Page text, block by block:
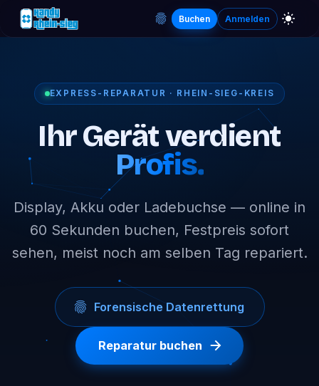
Buchen Anmelden
EXPRESS-REPARATUR · RHEIN-SIEG-KREIS
Ihr Gerät verdient
Profis.
Display, Akku oder Ladebuchse — online in
60 Sekunden buchen, Festpreis sofort
sehen, meist noch am selben Tag repariert.
Forensische Datenrettung
Reparatur buchen